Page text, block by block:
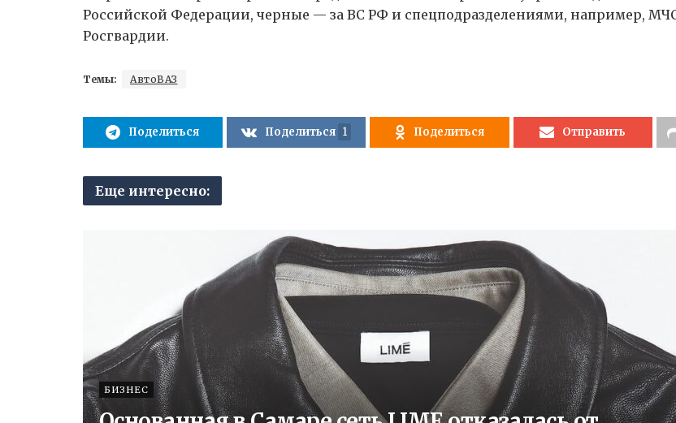
Российской Федерации, черные — за ВС РФ и спецподразделениями, например,
Росгвардии.
Темы: АвтоВАЗ
Поделиться Поделиться 1 Поделиться Отправить
Еще интересно:
БИЗНЕС